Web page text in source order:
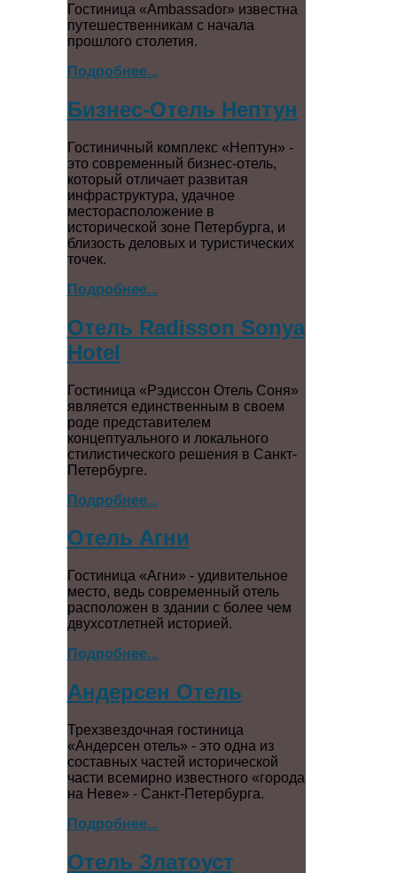
Гостиница «Ambassador» известна
путешественникам с начала
прошлого столетия.
Подробнее...
Бизнес-Отель Нептун
Гостиничный комплекс «Нептун» -
это современный бизнес-отель,
который отличает развитая
инфраструктура, удачное
месторасположение в
исторической зоне Петербурга, и
близость деловых и туристических
точек.
Подробнее...
Отель Radisson Sonya
Hotel
Гостиница «Рэдиссон Отель Соня»
является единственным в своем
роде представителем
концептуального и локального
стилистического решения в Санкт-
Петербурге.
Подробнее...
Отель Агни
Гостиница «Агни» - удивительное
место, ведь современный отель
расположен в здании с более чем
двухсотлетней историей.
Подробнее...
Андерсен Отель
Трехзвездочная гостиница
«Андерсен отель» - это одна из
составных частей исторической
части всемирно известного «города
на Неве» - Санкт-Петербурга.
Подробнее...
Отель Златоуст